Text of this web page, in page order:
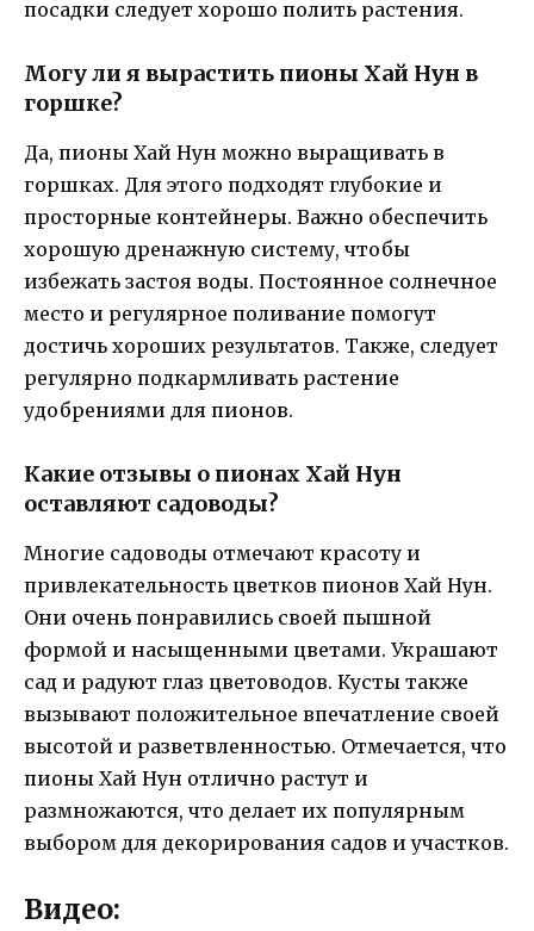
посадки следует хорошо полить растения.
Могу ли я вырастить пионы Хай Нун в
горшке?
Да, пионы Хай Нун можно выращивать в
горшках. Для этого подходят глубокие и
просторные контейнеры. Важно обеспечить
хорошую дренажную систему, чтобы
избежать застоя воды. Постоянное солнечное
место и регулярное поливание помогут
достичь хороших результатов. Также, следует
регулярно подкармливать растение
удобрениями для пионов.
Какие отзывы о пионах Хай Нун
оставляют садоводы?
Многие садоводы отмечают красоту и
привлекательность цветков пионов Хай Нун.
Они очень понравились своей пышной
формой и насыщенными цветами. Украшают
сад и радуют глаз цветоводов. Кусты также
вызывают положительное впечатление своей
высотой и разветвленностью. Отмечается, что
пионы Хай Нун отлично растут и
размножаются, что делает их популярным
выбором для декорирования садов и участков.
Видео: